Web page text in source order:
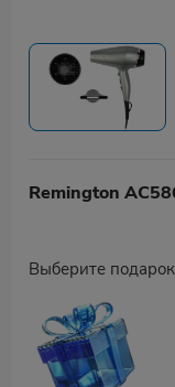
Remington
Выберите